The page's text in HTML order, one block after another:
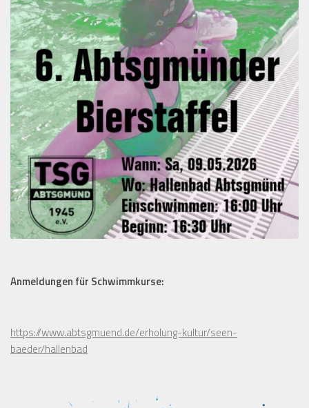
Anmeldungen für Schwimmkurse:
https://www.abtsgmuend.de/erholung-kultur/seen-
baeder/hallenbad